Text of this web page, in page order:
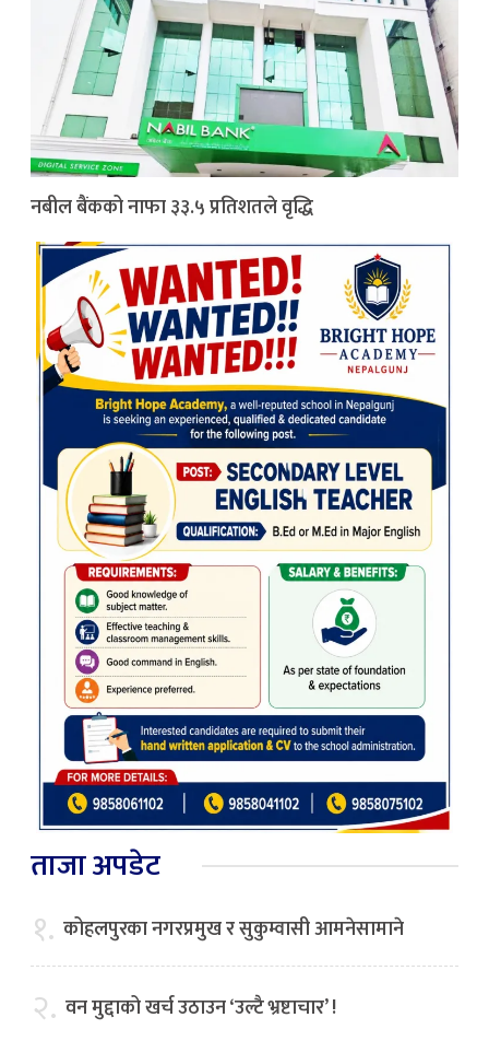
नबील बैंकको नाफा ३३.५ प्रतिशतले वृद्धि
ताजा अपडेट
१. कोहलपुरका नगरप्रमुख र सुकुम्वासी आमनेसामाने
२. वन मुद्दाको खर्च उठाउन ‘उल्टै भ्रष्टाचार’ !